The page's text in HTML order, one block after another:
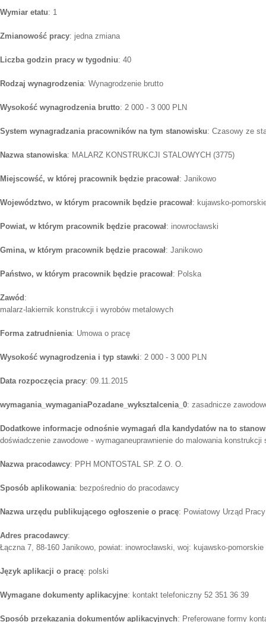
Wymiar etatu: 1
Zmianowość pracy: jedna zmiana
Liczba godzin pracy w tygodniu: 40
Rodzaj wynagrodzenia: Wynagrodzenie brutto
Wysokość wynagrodzenia brutto: 2 000 - 3 000 PLN
System wynagradzania pracowników na tym stanowisku: Czasowy ze
Nazwa stanowiska: MALARZ KONSTRUKCJI STALOWYCH (3775)
Miejscowść, w której pracownik będzie pracował: Janikowo
Województwo, w którym pracownik będzie pracował: kujawsko-
Powiat, w którym pracownik będzie pracował: inowrocławski
Gmina, w którym pracownik będzie pracował: Janikowo
Państwo, w którym pracownik będzie pracował: Polska
Zawód:
malarz-lakiernik konstrukcji i wyrobów metalowych
Forma zatrudnienia: Umowa o pracę
Wysokość wynagrodzenia i typ stawki: 2 000 - 3 000 PLN
Data rozpoczęcia pracy: 09.11.2015
wymagania_wymaganiaPozadane_wyksztalcenia_0: zasadnicze
Dodatkowe informacje odnośnie wymagań dla kandydatów na to
doświadczenie zawodowe - wymaganeuprawnienie do malowania konstrukcji
Nazwa pracodawcy: PPH MONTOSTAL SP. Z O. O.
Sposób aplikowania: bezpośrednio do pracodawcy
Nazwa urzędu publikującego ogłoszenie o pracę: Powiatowy Urząd
Adres pracodawcy:
Łączna 7, 88-160 Janikowo, powiat: inowrocławski, woj: kujawsko-pomorskie
Język aplikacji o pracę: polski
Wymagane dokumenty aplikacyjne: kontakt telefoniczny 52 351 36 39
Sposób przekazania dokumentów aplikacyjnych: Preferowane formy